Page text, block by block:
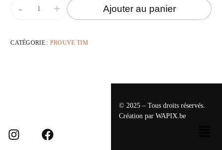
+
- Ajouter au panier
CATÉGORIE : PROUVE TIM
© 2025 – Tous droits réservés.
Création par WAPIX.be